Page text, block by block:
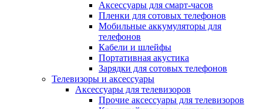
Аксессуары для смарт-часов
Пленки для сотовых телефонов
Мобильные аккумуляторы для
телефонов
Кабели и шлейфы
Портативная акустика
Зарядки для сотовых телефонов
Телевизоры и аксессуары
Аксессуары для телевизоров
Прочие аксессуары для телевизоров